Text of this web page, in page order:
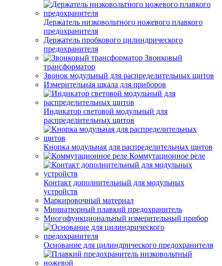
Держатель низковольтного ножевого плавкого
предохранителя
Держатель пробкового цилиндрического
предохранителя
Звонковый
трансформатор
Звонок модульный для распределительных щитов
Измерительная шкала для приборов
Индикатор световой модульный для
распределительных щитов
Кнопка модульная для распределительных щитов
Коммутационное реле
Контакт дополнительный для модульных
устройств
Маркировочный материал
Миниатюрный плавкий предохранитель
Многофункциональный измерительный прибор
Основание для цилиндрического предохранителя